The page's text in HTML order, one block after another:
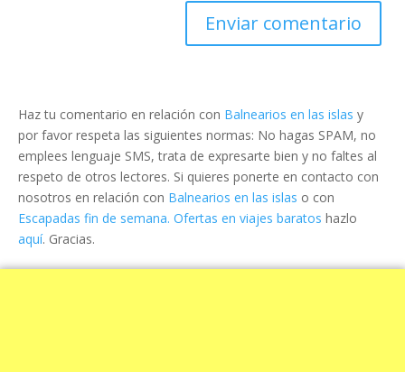
Haz tu comentario en relación con Balnearios en las islas y
por favor respeta las siguientes normas: No hagas SPAM, no
emplees lenguaje SMS, trata de expresarte bien y no faltes al
respeto de otros lectores. Si quieres ponerte en contacto con
nosotros en relación con Balnearios en las islas o con
Escapadas fin de semana. Ofertas en viajes baratos hazlo
aquí. Gracias.